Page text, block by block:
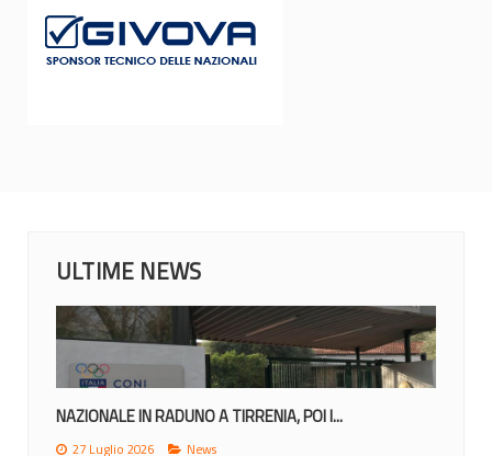
ULTIME NEWS
NAZIONALE IN RADUNO A TIRRENIA, POI I...
27 Luglio 2026 News